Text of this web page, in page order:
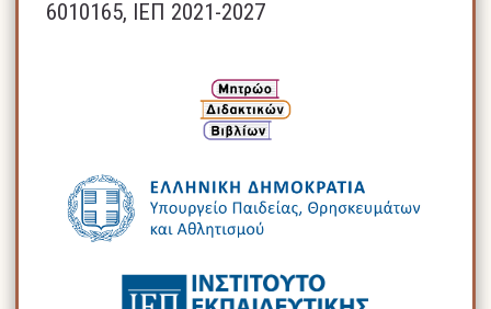
6010165, ΙΕΠ 2021-2027